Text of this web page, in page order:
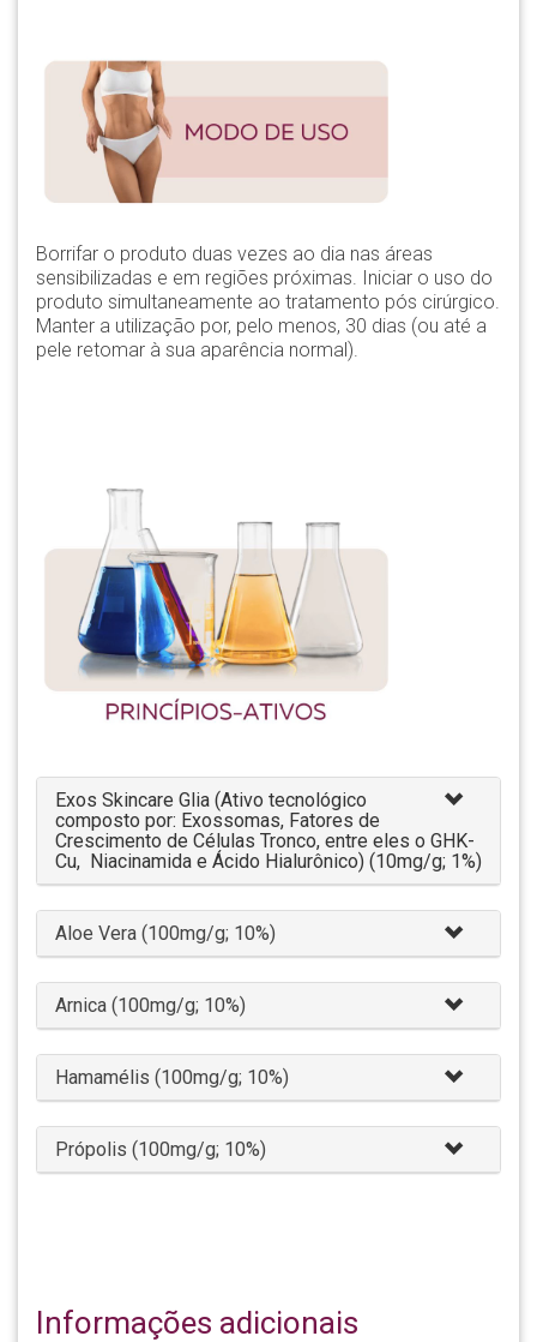
Borrifar o produto duas vezes ao dia nas áreas
sensibilizadas e em regiões próximas. Iniciar o uso do
produto simultaneamente ao tratamento pós cirúrgico.
Manter a utilização por, pelo menos, 30 dias (ou até a
pele retomar à sua aparência normal).
Exos Skincare Glia (Ativo tecnológico
composto por: Exossomas, Fatores de
Crescimento de Células Tronco, entre eles o GHK-
Cu, Niacinamida e Ácido Hialurônico) (10mg/g; 1%)
Aloe Vera (100mg/g; 10%)
Arnica (100mg/g; 10%)
Hamamélis (100mg/g; 10%)
Própolis (100mg/g; 10%)
Informações adicionais